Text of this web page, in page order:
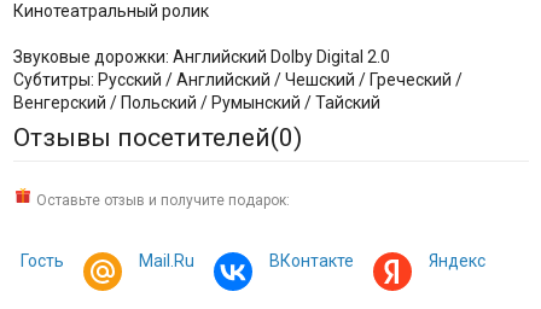
Кинотеатральный ролик
Звуковые дорожки: Английский Dolby Digital 2.0
Субтитры: Русский / Английский / Чешский / Греческий /
Венгерский / Польский / Румынский / Тайский
Отзывы посетителей(0)
Оставьте отзыв и получите подарок:
Гость Mail.Ru ВКонтакте Яндекс